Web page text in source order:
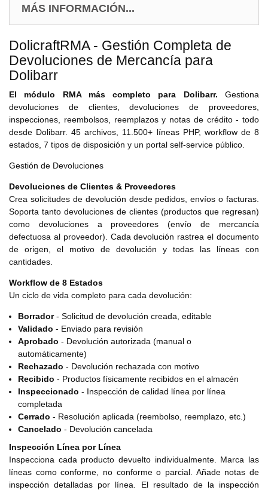
MÁS INFORMACIÓN...
DolicraftRMA - Gestión Completa de
Devoluciones de Mercancía para
Dolibarr
El módulo RMA más completo para Dolibarr. Gestiona
devoluciones de clientes, devoluciones de proveedores,
inspecciones, reembolsos, reemplazos y notas de crédito - todo
desde Dolibarr. 45 archivos, 11.500+ líneas PHP, workflow de 8
estados, 7 tipos de disposición y un portal self-service público.
Gestión de Devoluciones
Devoluciones de Clientes & Proveedores
Crea solicitudes de devolución desde pedidos, envíos o facturas.
Soporta tanto devoluciones de clientes (productos que regresan)
como devoluciones a proveedores (envío de mercancía
defectuosa al proveedor). Cada devolución rastrea el documento
de origen, el motivo de devolución y todas las líneas con
cantidades.
Workflow de 8 Estados
Un ciclo de vida completo para cada devolución:
Borrador- Solicitud de devolución creada, editable
Validado - Enviado para revisión
Aprobado - Devolución autorizada (manual o
automáticamente)
Rechazado - Devolución rechazada con motivo
Recibido - Productos físicamente recibidos en el almacén
Inspeccionado - Inspección de calidad línea por línea
completada
Cerrado - Resolución aplicada (reembolso, reemplazo, etc.)
Cancelado - Devolución cancelada
Inspección Línea por Línea
Inspecciona cada producto devuelto individualmente. Marca las
líneas como conforme, no conforme o parcial. Añade notas de
inspección detalladas por línea. El resultado de la inspección